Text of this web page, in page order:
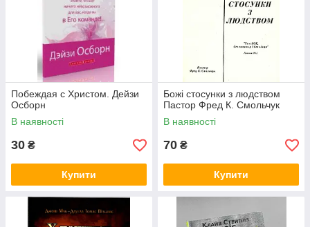
Побеждая с Христом. Дейзи
Осборн
В наявності
30 ₴
Купити
Божі стосунки з людством
Пастор Фред К. Смольчук
В наявності
70 ₴
Купити